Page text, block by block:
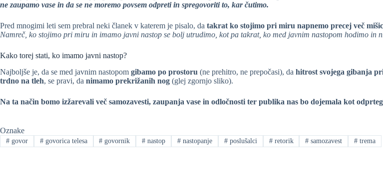
ne zaupamo vase in da se ne moremo povsem odpreti in spregovoriti to, kar čutimo.
Pred mnogimi leti sem prebral neki članek v katerem je pisalo, da takrat ko stojimo pri miru napnemo precej več
Namreč, ko stojimo pri miru in imamo javni nastop se bolj utrudimo, kot pa takrat, ko med javnim nastopom hodimo in
Kako torej stati, ko imamo javni nastop?
Najboljše je, da se med javnim nastopom gibamo po prostoru (ne prehitro, ne prepočasi), da hitrost svojega gibanja
trdno na tleh, se pravi, da nimamo prekrižanih nog (glej zgornjo sliko).
Na ta način bomo izžarevali več samozavesti, zaupanja vase in odločnosti ter publika nas bo dojemala kot
Oznake
#govor #govorica telesa # govornik # nastop # nastopanje #poslušalci #retorik # samozavest # trema